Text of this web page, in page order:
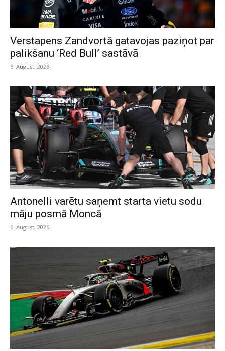
Verstapens Zandvortā gatavojas paziņot par
palikšanu ‘Red Bull’ sastāvā
6. August, 2026
Antonelli varētu saņemt starta vietu sodu
māju posmā Moncā
6. August, 2026